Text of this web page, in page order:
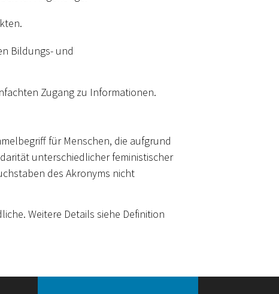
Bildungs- und
Zugang zu Informationen.
für Menschen, die aufgrund
unterschiedlicher feministischer
des Akronyms nicht
Weitere Details siehe Definition